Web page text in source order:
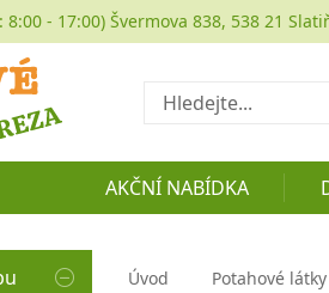
8:00 - 17:00) Švermova 838, 538 21
Hledat
AKČNÍ NABÍDKA
Úvod Potahové